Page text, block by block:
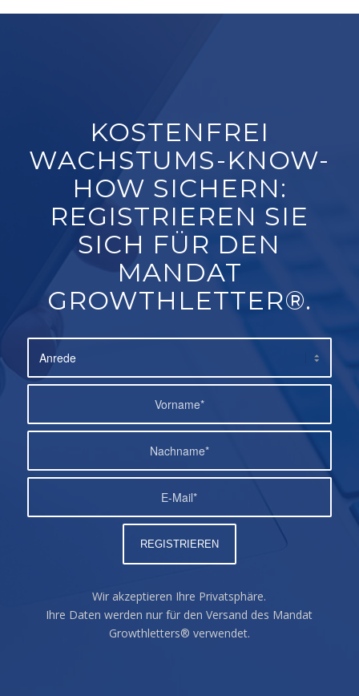
KOSTENFREI
WACHSTUMS-KNOW-
HOW SICHERN:
REGISTRIEREN SIE
SICH FÜR DEN
MANDAT
GROWTHLETTER®.
Wir akzeptieren Ihre Privatsphäre.
Ihre Daten werden nur für den Versand des Mandat
Growthletters® verwendet.